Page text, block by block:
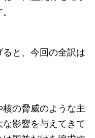
と、今回の全訳は
核の脅威のような主
影響を与えてきて